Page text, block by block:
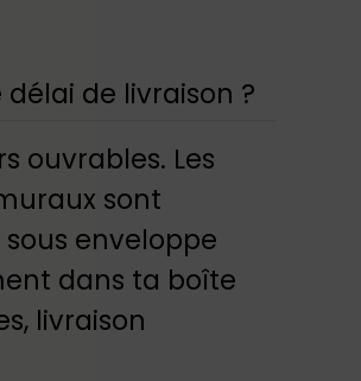
délai de livraison ?
ouvrables. Les
sont
sous enveloppe
dans ta boîte
livraison